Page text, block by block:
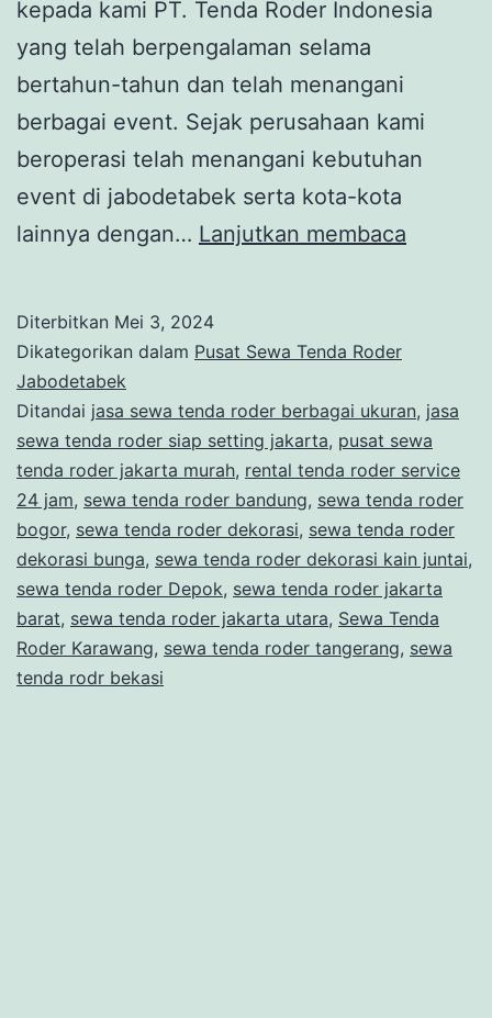
kepada kami PT. Tenda Roder Indonesia
yang telah berpengalaman selama
bertahun-tahun dan telah menangani
berbagai event. Sejak perusahaan kami
beroperasi telah menangani kebutuhan
event di jabodetabek serta kota-kota
lainnya dengan… Lanjutkan membaca
KAIN
SERUT
Diterbitkan Mei 3, 2024
Dikategorikan dalam Pusat Sewa Tenda Roder
Jabodetabek
Ditandai jasa sewa tenda roder berbagai ukuran, jasa
sewa tenda roder siap setting jakarta, pusat sewa
tenda roder jakarta murah, rental tenda roder service
24 jam, sewa tenda roder bandung, sewa tenda roder
bogor, sewa tenda roder dekorasi, sewa tenda roder
dekorasi bunga, sewa tenda roder dekorasi kain juntai,
sewa tenda roder Depok, sewa tenda roder jakarta
barat, sewa tenda roder jakarta utara, Sewa Tenda
Roder Karawang, sewa tenda roder tangerang, sewa
tenda rodr bekasi